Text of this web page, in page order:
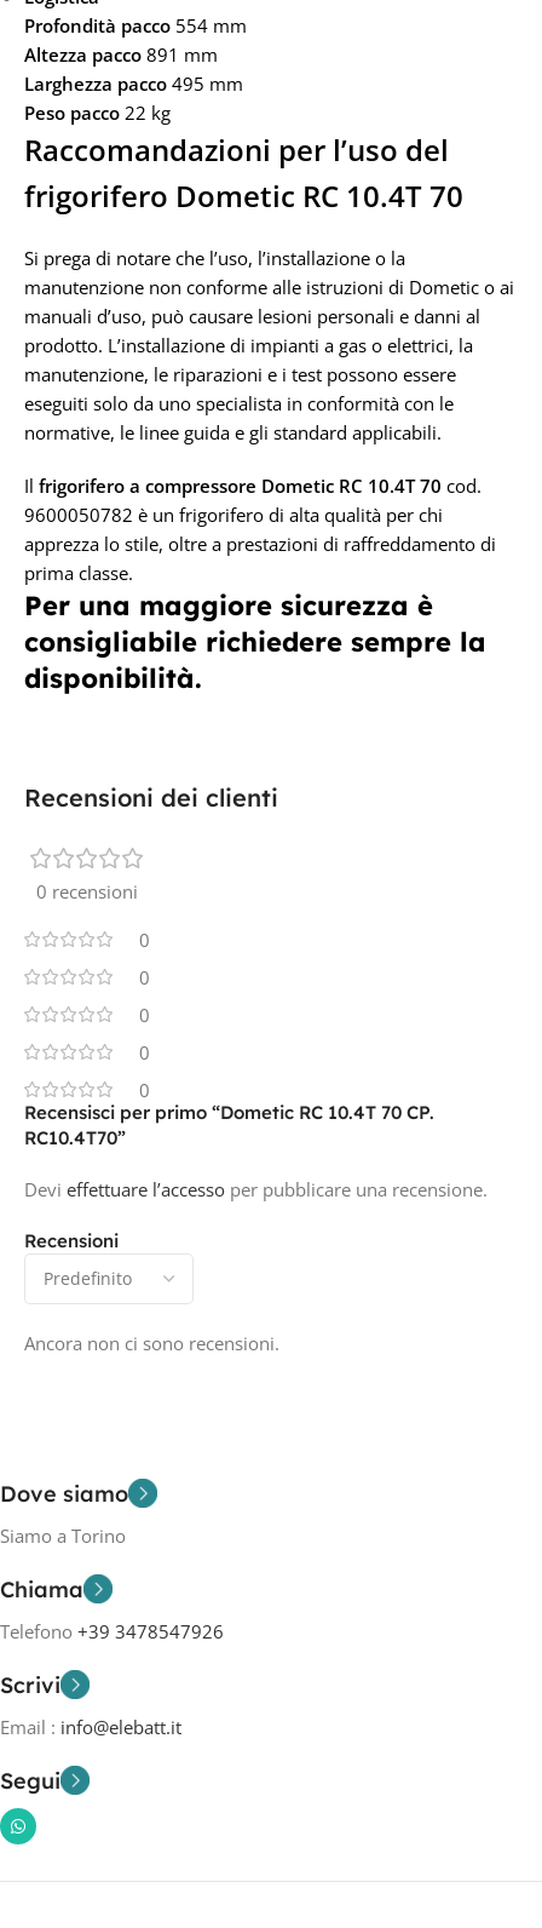
Profondità pacco 554 mm
Altezza pacco 891 mm
Larghezza pacco 495 mm
Peso pacco 22 kg
Raccomandazioni per l’uso del
frigorifero Dometic RC 10.4T 70
Si prega di notare che l’uso, l’installazione o la
manutenzione non conforme alle istruzioni di Dometic o ai
manuali d’uso, può causare lesioni personali e danni al
prodotto. L’installazione di impianti a gas o elettrici, la
manutenzione, le riparazioni e i test possono essere
eseguiti solo da uno specialista in conformità con le
normative, le linee guida e gli standard applicabili.
Il frigorifero a compressore Dometic RC 10.4T 70 cod.
9600050782 è un frigorifero di alta qualità per chi
apprezza lo stile, oltre a prestazioni di raffreddamento di
prima classe.
Per una maggiore sicurezza è
consigliabile richiedere sempre la
disponibilità.
Recensioni dei clienti
0 recensioni
0
0
0
0
0
Recensioni
Ancora non ci sono recensioni.
Recensisci per primo “Dometic RC 10.4T 70 CP.
RC10.4T70”
Devi effettuare l’accesso per pubblicare una recensione.
Dove siamo
Siamo a Torino
Chiama
Telefono +39 3478547926
Scrivi
Email : info@elebatt.it
Segui